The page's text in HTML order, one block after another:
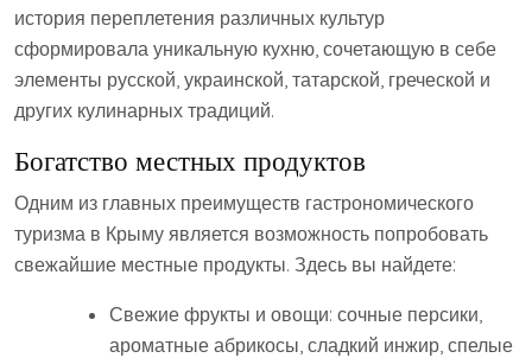
история переплетения различных культур
сформировала уникальную кухню‚ сочетающую в себе
элементы русской‚ украинской‚ татарской‚ греческой и
других кулинарных традиций.
Богатство местных продуктов
Одним из главных преимуществ гастрономического
туризма в Крыму является возможность попробовать
свежайшие местные продукты. Здесь вы найдете:
Свежие фрукты и овощи: сочные персики‚
ароматные абрикосы‚ сладкий инжир‚ спелые